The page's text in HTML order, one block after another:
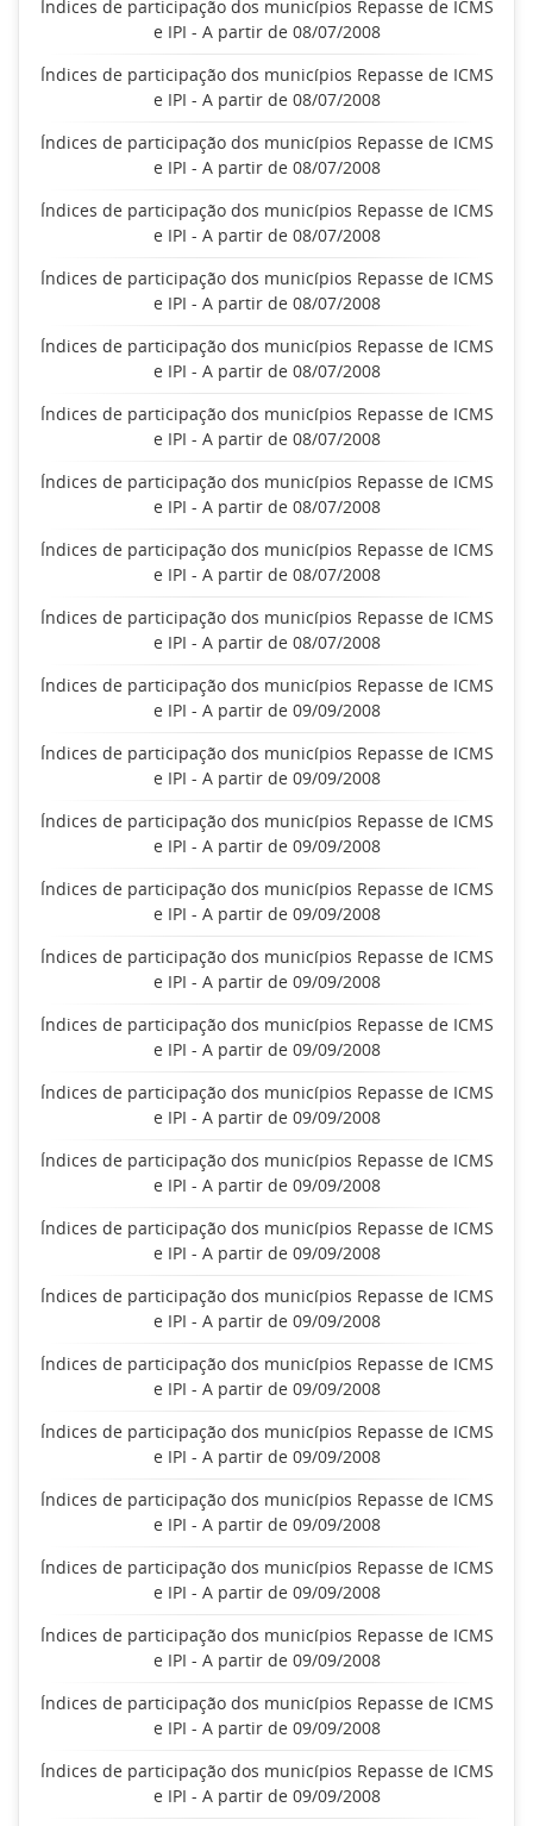
Índices de participação dos municípios Repasse de ICMS
e IPI - A partir de 08/07/2008
Índices de participação dos municípios Repasse de ICMS
e IPI - A partir de 08/07/2008
Índices de participação dos municípios Repasse de ICMS
e IPI - A partir de 08/07/2008
Índices de participação dos municípios Repasse de ICMS
e IPI - A partir de 08/07/2008
Índices de participação dos municípios Repasse de ICMS
e IPI - A partir de 08/07/2008
Índices de participação dos municípios Repasse de ICMS
e IPI - A partir de 08/07/2008
Índices de participação dos municípios Repasse de ICMS
e IPI - A partir de 08/07/2008
Índices de participação dos municípios Repasse de ICMS
e IPI - A partir de 08/07/2008
Índices de participação dos municípios Repasse de ICMS
e IPI - A partir de 08/07/2008
Índices de participação dos municípios Repasse de ICMS
e IPI - A partir de 08/07/2008
Índices de participação dos municípios Repasse de ICMS
e IPI - A partir de 09/09/2008
Índices de participação dos municípios Repasse de ICMS
e IPI - A partir de 09/09/2008
Índices de participação dos municípios Repasse de ICMS
e IPI - A partir de 09/09/2008
Índices de participação dos municípios Repasse de ICMS
e IPI - A partir de 09/09/2008
Índices de participação dos municípios Repasse de ICMS
e IPI - A partir de 09/09/2008
Índices de participação dos municípios Repasse de ICMS
e IPI - A partir de 09/09/2008
Índices de participação dos municípios Repasse de ICMS
e IPI - A partir de 09/09/2008
Índices de participação dos municípios Repasse de ICMS
e IPI - A partir de 09/09/2008
Índices de participação dos municípios Repasse de ICMS
e IPI - A partir de 09/09/2008
Índices de participação dos municípios Repasse de ICMS
e IPI - A partir de 09/09/2008
Índices de participação dos municípios Repasse de ICMS
e IPI - A partir de 09/09/2008
Índices de participação dos municípios Repasse de ICMS
e IPI - A partir de 09/09/2008
Índices de participação dos municípios Repasse de ICMS
e IPI - A partir de 09/09/2008
Índices de participação dos municípios Repasse de ICMS
e IPI - A partir de 09/09/2008
Índices de participação dos municípios Repasse de ICMS
e IPI - A partir de 09/09/2008
Índices de participação dos municípios Repasse de ICMS
e IPI - A partir de 09/09/2008
Índices de participação dos municípios Repasse de ICMS
e IPI - A partir de 09/09/2008